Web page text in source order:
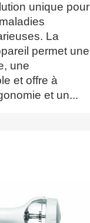
unique pour
La
permet une
une
et offre à
et un...